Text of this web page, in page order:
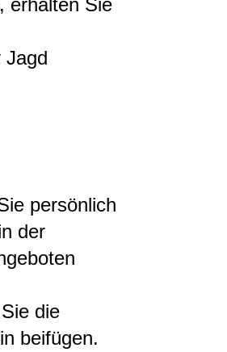
erhalten Sie
Jagd
persönlich
der
die
beifügen.